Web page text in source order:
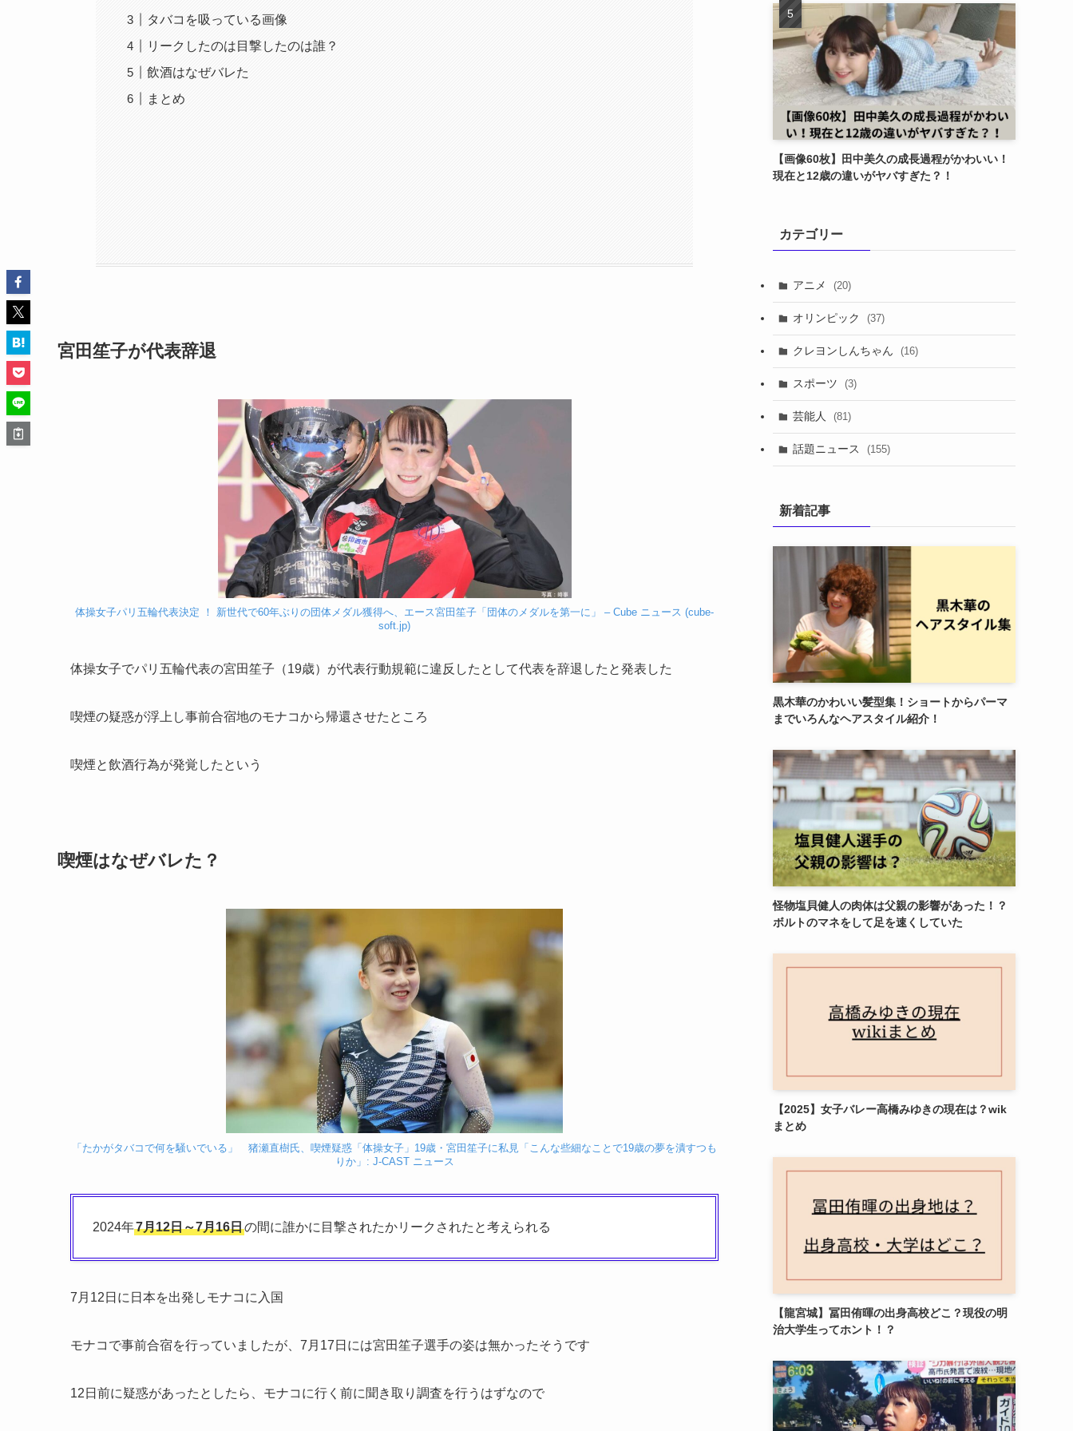
タバコを吸っている画像
リークしたのは目撃したのは誰？
飲酒はなぜバレた
まとめ
宮田笙子が代表辞退
体操女子パリ五輪代表決定 ！ 新世代で60年ぶりの団体メダル獲得へ、エース宮田笙子「団体のメダルを第一に」 – Cube ニュース (cube-
soft.jp)
体操女子でパリ五輪代表の宮田笙子（19歳）が代表行動規範に違反したとして代表を辞退したと発表した
喫煙の疑惑が浮上し事前合宿地のモナコから帰還させたところ
喫煙と飲酒行為が発覚したという
喫煙はなぜバレた？
「たかがタバコで何を騒いでいる」 猪瀬直樹氏、喫煙疑惑「体操女子」19歳・宮田笙子に私見「こんな些細なことで19歳の夢を潰すつも
りか」: J-CAST ニュース
2024年7月12日～7月16日の間に誰かに目撃されたかリークされたと考えられる
7月12日に日本を出発しモナコに入国
モナコで事前合宿を行っていましたが、7月17日には宮田笙子選手の姿は無かったそうです
12日前に疑惑があったとしたら、モナコに行く前に聞き取り調査を行うはずなので
【画像60枚】田中美久の成長過程がかわいい！
現在と12歳の違いがヤバすぎた？！
カテゴリー
アニメ (20)
オリンピック (37)
クレヨンしんちゃん (16)
スポーツ (3)
芸能人 (81)
話題ニュース (155)
新着記事
黒木華のかわいい髪型集！ショートからパーマ
までいろんなヘアスタイル紹介！
怪物塩貝健人の肉体は父親の影響があった！？
ボルトのマネをして足を速くしていた
【2025】女子バレー高橋みゆきの現在は？wik
まとめ
【龍宮城】冨田侑暉の出身高校どこ？現役の明
治大学生ってホント！？